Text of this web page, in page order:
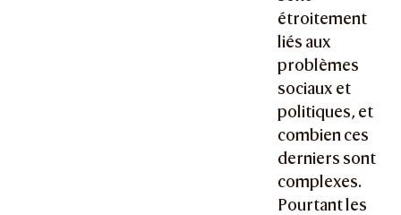
étroitement
liés aux
problèmes
sociaux et
politiques, et
combien ces
derniers sont
complexes.
Pourtant les